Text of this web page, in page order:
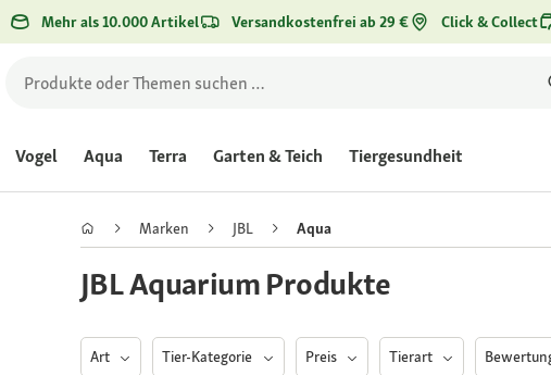
Mehr als 10.000 Artikel Versandkostenfrei ab 29 € Click & Collect
Vogel Aqua Terra Garten & Teich Tiergesundheit
Marken JBL Aqua
JBL Aquarium Produkte
Art Tier-Kategorie Preis Tierart